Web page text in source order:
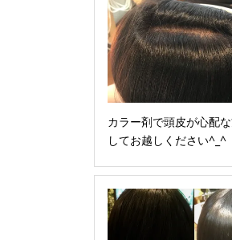
カラー剤で頭皮が心配
してお越しください^_^